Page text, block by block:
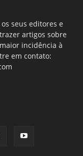
seus editores e
artigos sobre
incidência à
em contato: